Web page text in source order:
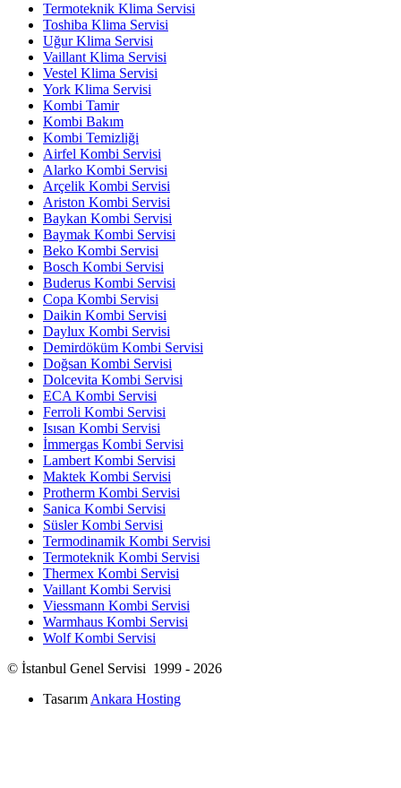
Termoteknik Klima Servisi
Toshiba Klima Servisi
Uğur Klima Servisi
Vaillant Klima Servisi
Vestel Klima Servisi
York Klima Servisi
Kombi Tamir
Kombi Bakım
Kombi Temizliği
Airfel Kombi Servisi
Alarko Kombi Servisi
Arçelik Kombi Servisi
Ariston Kombi Servisi
Baykan Kombi Servisi
Baymak Kombi Servisi
Beko Kombi Servisi
Bosch Kombi Servisi
Buderus Kombi Servisi
Copa Kombi Servisi
Daikin Kombi Servisi
Daylux Kombi Servisi
Demirdöküm Kombi Servisi
Doğsan Kombi Servisi
Dolcevita Kombi Servisi
ECA Kombi Servisi
Ferroli Kombi Servisi
Isısan Kombi Servisi
İmmergas Kombi Servisi
Lambert Kombi Servisi
Maktek Kombi Servisi
Protherm Kombi Servisi
Sanica Kombi Servisi
Süsler Kombi Servisi
Termodinamik Kombi Servisi
Termoteknik Kombi Servisi
Thermex Kombi Servisi
Vaillant Kombi Servisi
Viessmann Kombi Servisi
Warmhaus Kombi Servisi
Wolf Kombi Servisi
© İstanbul Genel Servisi 1999 - 2026
Tasarım Ankara Hosting